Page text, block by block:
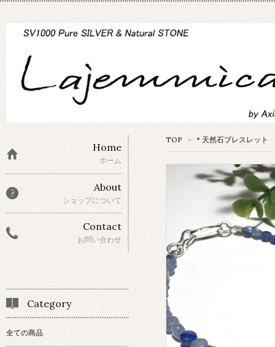
TOP > ＊天然石ブレスレット
Home
ホーム
About
ショップについて
Contact
お問い合わせ
Category
全ての商品